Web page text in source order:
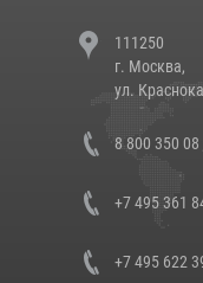
111250
г. Москва,
ул.
8 800 350
+7 495 361
+7 495 622